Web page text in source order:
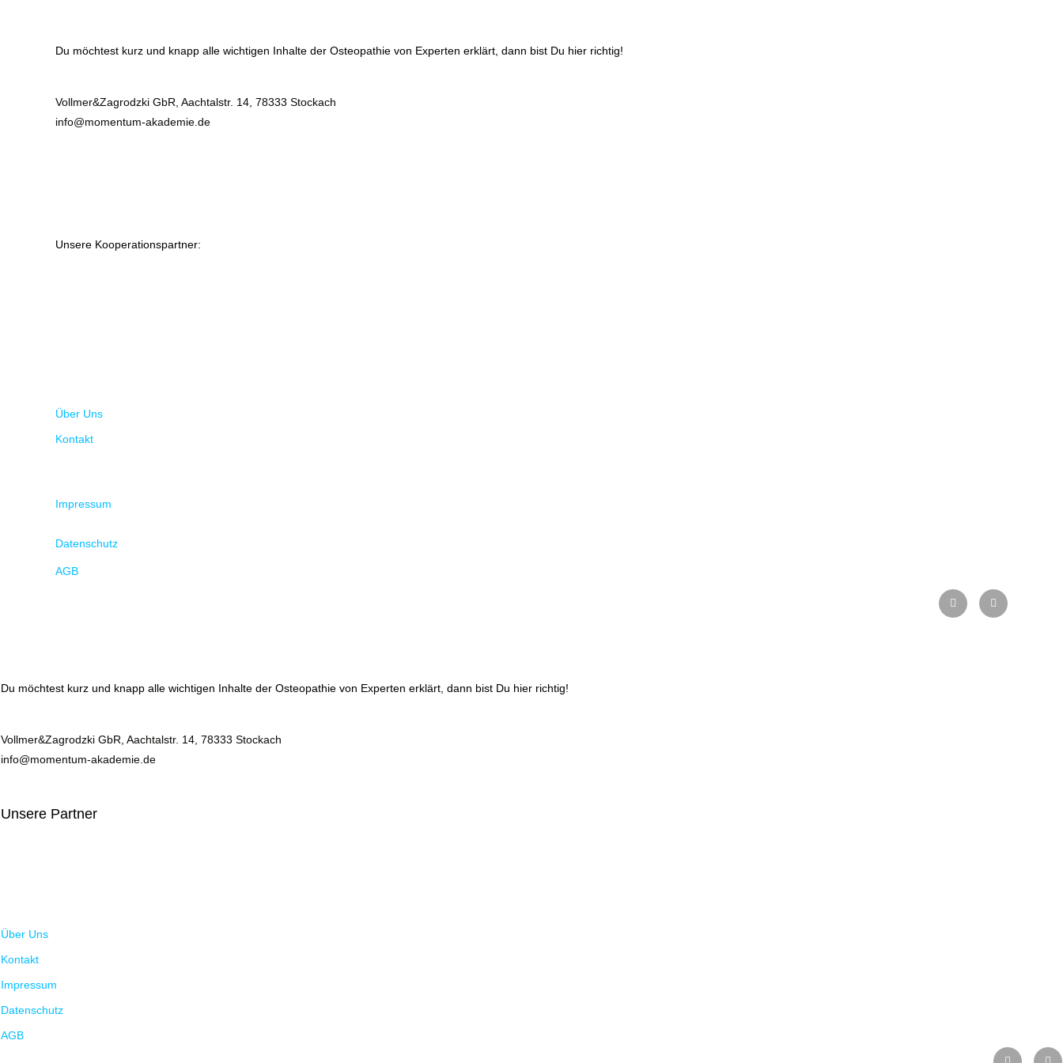
Du möchtest kurz und knapp alle wichtigen Inhalte der Osteopathie von Experten erklärt, dann bist Du hier richtig!
Vollmer&Zagrodzki GbR, Aachtalstr. 14, 78333 Stockach
info@momentum-akademie.de
Unsere Kooperationspartner:
Über Uns
Kontakt
Impressum
Datenschutz
AGB
Du möchtest kurz und knapp alle wichtigen Inhalte der Osteopathie von Experten erklärt, dann bist Du hier richtig!
Vollmer&Zagrodzki GbR, Aachtalstr. 14, 78333 Stockach
info@momentum-akademie.de
Unsere Partner
Über Uns
Kontakt
Impressum
Datenschutz
AGB